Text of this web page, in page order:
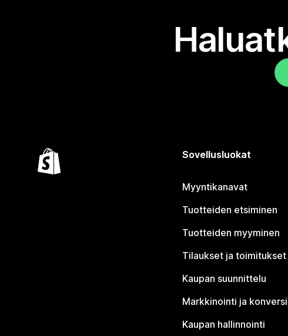
Sovellusluokat
Myyntikanavat
Tuotteiden etsiminen
Tuotteiden myyminen
Tilaukset ja toimitukset
Kaupan suunnittelu
Markkinointi ja
Kaupan hallinnointi